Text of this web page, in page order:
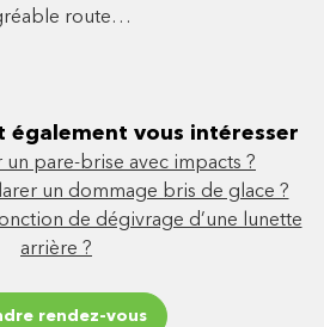
route…
également vous intéresser
un pare-brise avec impacts ?
un dommage bris de glace ?
de dégivrage d’une lunette
arrière ?
rendez-vous